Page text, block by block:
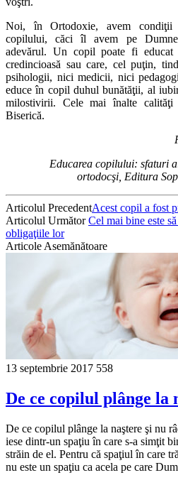
Noi, în Ortodoxie, avem condiţii
copilului, căci îl avem pe
adevărul. Un copil poate fi
credincioasă sau care, cel puţin,
psihologii, nici medicii, nici
educe în copil duhul bunătăţii, al
milostivirii. Cele mai înalte calităţi
Biserică.
Educarea copilului: sfaturi
ortodocşi, Editura
Articolul PrecedentAcest copil a fost
Articolul UrmătorCel mai bine este
obligaţiile lor
Articole Asemănătoare
13 septembrie 2017 558
De ce copilul plânge la
De ce copilul plânge la naştere şi nu
iese dintr-un spaţiu în care s-a simţit
străin de el. Pentru că spaţiul în care
nu este un spaţiu ca acela pe care